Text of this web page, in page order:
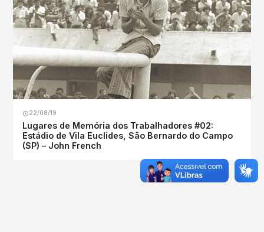
22/08/19
Lugares de Memória dos Trabalhadores #02:
Estádio de Vila Euclides, São Bernardo do Campo
(SP) – John French